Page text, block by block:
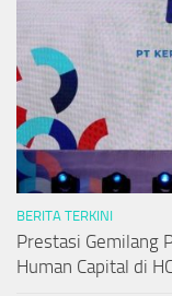
BERITA TERKINI
Prestasi Gemilang
Human Capital di